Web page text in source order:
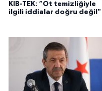
KIB-TEK: “Ot temizliğiyle
ilgili iddialar doğru değil"